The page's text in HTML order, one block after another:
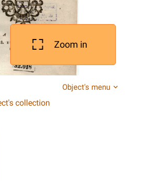
Zoom in
Object's menu
collection